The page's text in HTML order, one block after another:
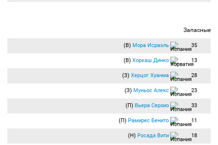
Запасные
(В) Мора Исраэль 35
(В) Хоркаш Динко 13
(З) Херцог Хуанма 28
(З) Муньос Алекс 23
(П) Вьера Серхио 33
(П) Рамирес Бенито 11
(Н) Росада Вити 18